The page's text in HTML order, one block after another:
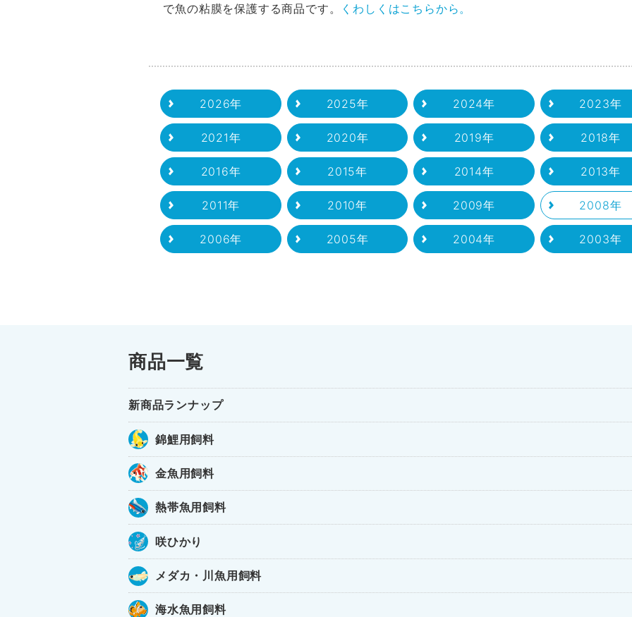
で魚の粘膜を保護する商品です。
くわしくはこちらから。
2026年 2025年 2024年 2023年
2021年 2020年 2019年 2018年
2016年 2015年 2014年 2013年
2011年 2010年 2009年 2008年
2006年 2005年 2004年 2003年
商品一覧
新商品ランナップ
錦鯉用飼料
金魚用飼料
熱帯魚用飼料
咲ひかり
メダカ・川魚用飼料
海水魚用飼料